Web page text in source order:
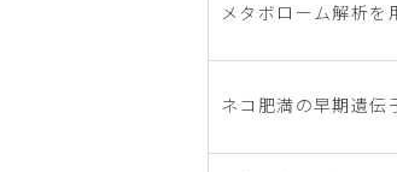
メタボローム解析を
ネコ肥満の早期遺伝